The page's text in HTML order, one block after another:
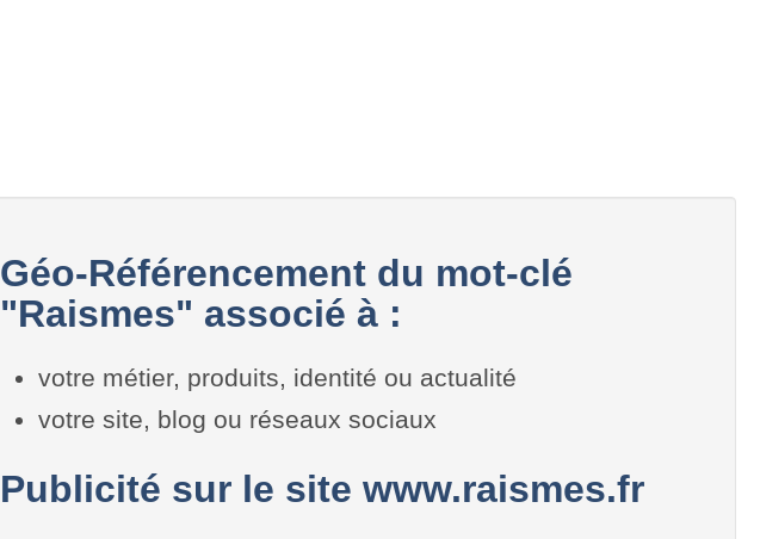
Géo-Référencement du mot-clé
"Raismes" associé à :
votre métier, produits, identité ou actualité
votre site, blog ou réseaux sociaux
Publicité sur le site www.raismes.fr